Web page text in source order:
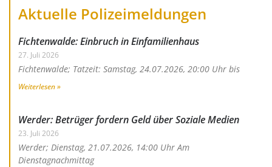
Aktuelle Polizeimeldungen
Fichtenwalde: Einbruch in Einfamilienhaus
27. Juli 2026
Fichtenwalde; Tatzeit: Samstag, 24.07.2026, 20:00 Uhr bis
Weiterlesen »
Werder: Betrüger fordern Geld über Soziale Medien
23. Juli 2026
Werder; Dienstag, 21.07.2026, 14:00 Uhr Am
Dienstagnachmittag